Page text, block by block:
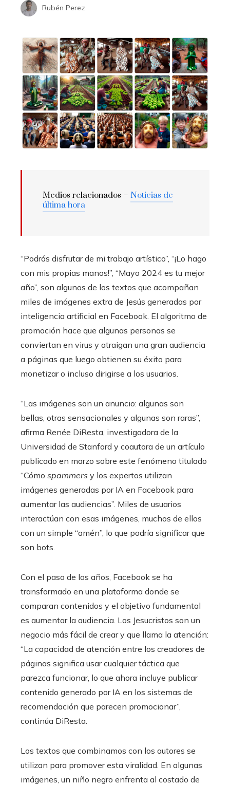
Rubén Perez
Medios relacionados – Noticias de
última hora
“Podrás disfrutar de mi trabajo artístico”, “¡Lo hago
con mis propias manos!”, “Mayo 2024 es tu mejor
año”, son algunos de los textos que acompañan
miles de imágenes extra de Jesús generadas por
inteligencia artificial en Facebook. El algoritmo de
promoción hace que algunas personas se
conviertan en virus y atraigan una gran audiencia
a páginas que luego obtienen su éxito para
monetizar o incluso dirigirse a los usuarios.
“Las imágenes son un anuncio: algunas son
bellas, otras sensacionales y algunas son raras”,
afirma Renée DiResta, investigadora de la
Universidad de Stanford y coautora de un artículo
publicado en marzo sobre este fenómeno titulado
“Cómo spammers y los expertos utilizan
imágenes generadas por IA en Facebook para
aumentar las audiencias”. Miles de usuarios
interactúan con esas imágenes, muchos de ellos
con un simple “amén”, lo que podría significar que
son bots.
Con el paso de los años, Facebook se ha
transformado en una plataforma donde se
comparan contenidos y el objetivo fundamental
es aumentar la audiencia. Los Jesucristos son un
negocio más fácil de crear y que llama la atención:
“La capacidad de atención entre los creadores de
páginas significa usar cualquier táctica que
parezca funcionar, lo que ahora incluye publicar
contenido generado por IA en los sistemas de
recomendación que parecen promocionar”,
continúa DiResta.
Los textos que combinamos con los autores se
utilizan para promover esta viralidad. En algunas
imágenes, un niño negro enfrenta al costado de